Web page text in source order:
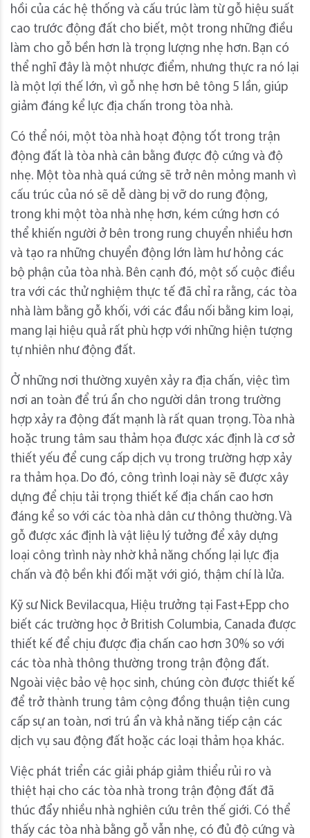
hồi của các hệ thống và cấu trúc làm từ gỗ hiệu suất
cao trước động đất cho biết, một trong những điều
làm cho gỗ bền hơn là trọng lượng nhẹ hơn. Bạn có
thể nghĩ đây là một nhược điểm, nhưng thực ra nó lại
là một lợi thế lớn, vì gỗ nhẹ hơn bê tông 5 lần, giúp
giảm đáng kể lực địa chấn trong tòa nhà.
Có thể nói, một tòa nhà hoạt động tốt trong trận
động đất là tòa nhà cân bằng được độ cứng và độ
nhẹ. Một tòa nhà quá cứng sẽ trở nên mỏng manh vì
cấu trúc của nó sẽ dễ dàng bị vỡ do rung động,
trong khi một tòa nhà nhẹ hơn, kém cứng hơn có
thể khiến người ở bên trong rung chuyển nhiều hơn
và tạo ra những chuyển động lớn làm hư hỏng các
bộ phận của tòa nhà. Bên cạnh đó, một số cuộc điều
tra với các thử nghiệm thực tế đã chỉ ra rằng, các tòa
nhà làm bằng gỗ khối, với các đầu nối bằng kim loại,
mang lại hiệu quả rất phù hợp với những hiện tượng
tự nhiên như động đất.
Ở những nơi thường xuyên xảy ra địa chấn, việc tìm
nơi an toàn để trú ẩn cho người dân trong trường
hợp xảy ra động đất mạnh là rất quan trọng. Tòa nhà
hoặc trung tâm sau thảm họa được xác định là cơ sở
thiết yếu để cung cấp dịch vụ trong trường hợp xảy
ra thảm họa. Do đó, công trình loại này sẽ được xây
dựng để chịu tải trọng thiết kế địa chấn cao hơn
đáng kể so với các tòa nhà dân cư thông thường. Và
gỗ được xác định là vật liệu lý tưởng để xây dựng
loại công trình này nhờ khả năng chống lại lực địa
chấn và độ bền khi đối mặt với gió, thậm chí là lửa.
Kỹ sư Nick Bevilacqua, Hiệu trưởng tại Fast+Epp cho
biết các trường học ở British Columbia, Canada được
thiết kế để chịu được địa chấn cao hơn 30% so với
các tòa nhà thông thường trong trận động đất.
Ngoài việc bảo vệ học sinh, chúng còn được thiết kế
để trở thành trung tâm cộng đồng thuận tiện cung
cấp sự an toàn, nơi trú ẩn và khả năng tiếp cận các
dịch vụ sau động đất hoặc các loại thảm họa khác.
Việc phát triển các giải pháp giảm thiểu rủi ro và
thiệt hại cho các tòa nhà trong trận động đất đã
thúc đẩy nhiều nhà nghiên cứu trên thế giới. Có thể
thấy các tòa nhà bằng gỗ vẫn nhẹ, có đủ độ cứng và